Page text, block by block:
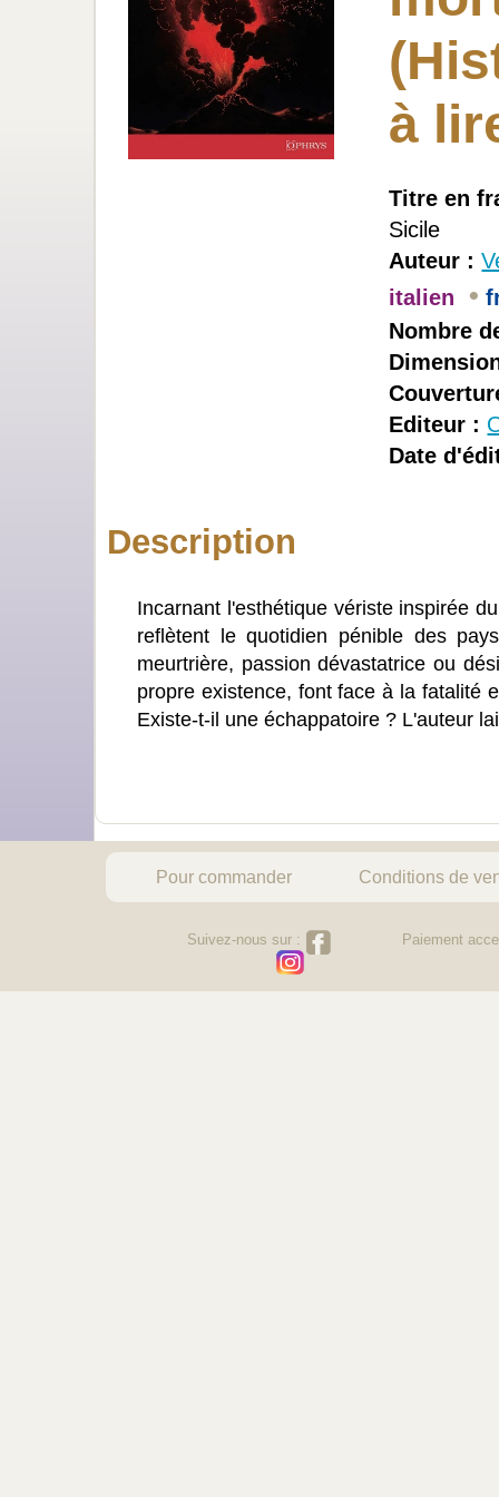
à
Titre en
Sicile
Auteur :
italien
•
Nombre
Editeur :
Date
Description
Incarnant l'esthétique vériste inspirée
reflètent le quotidien pénible des
meurtrière, passion dévastatrice ou
propre existence, font face à la fatalité
Existe-t-il une échappatoire ? L'auteur
Pour commander Conditions de
Suivez-nous sur : Paiement